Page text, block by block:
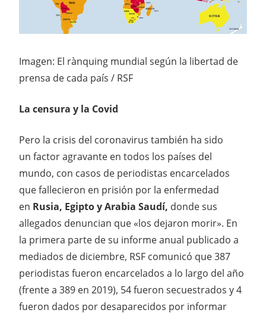
Imagen: El rànquing mundial según la libertad de
prensa de cada país / RSF
La censura y la Covid
Pero la crisis del coronavirus también ha sido
un factor agravante en todos los países del
mundo, con casos de periodistas encarcelados
que fallecieron en prisión por la enfermedad
en Rusia, Egipto y Arabia Saudí, donde sus
allegados denuncian que «los dejaron morir». En
la primera parte de su informe anual publicado a
mediados de diciembre, RSF comunicó que 387
periodistas fueron encarcelados a lo largo del año
(frente a 389 en 2019), 54 fueron secuestrados y 4
fueron dados por desaparecidos por informar